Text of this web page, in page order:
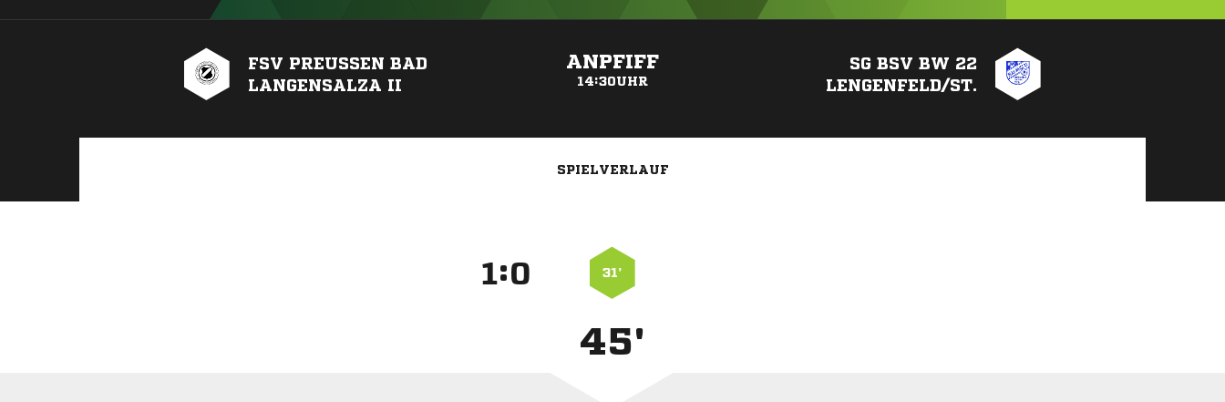
FSV PREUSSEN BAD L
ANGENSALZA II
ANPFIFF
14:30UHR
SG BSV BW 22
LENGENFELD/ST.
SPIELVERLAUF
: 31’
45'